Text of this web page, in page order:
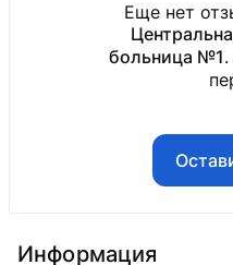
Еще нет
больница №1
Информация